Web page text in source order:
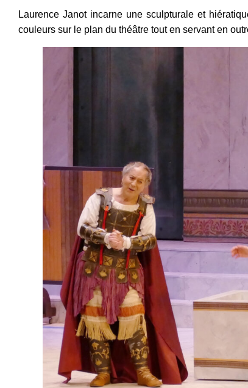
Laurence Janot incarne une sculpturale et
couleurs sur le plan du théâtre tout en servant en